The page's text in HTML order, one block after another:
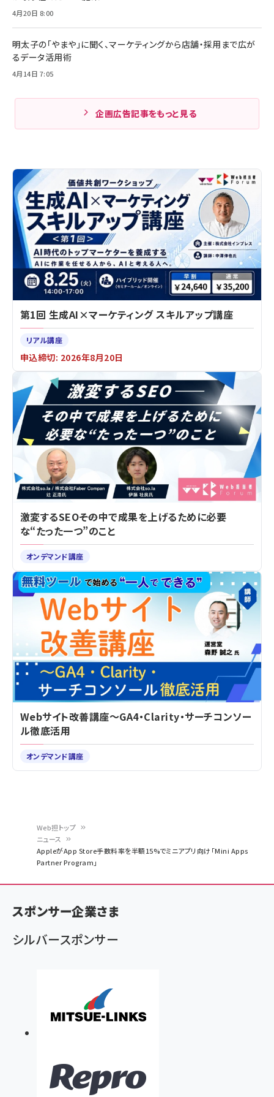
く
ず
Web担トップ
ニュース
AppleがApp Store手数料率を半額15%でミニアプリ向け「Mini Apps
Partner Program」
4月20日 8:00
明太子の「やまや」に聞く、マーケティングから店舗・採用まで広が
るデータ活用術
4月14日 7:05
企画広告記事をもっと見る
第1回 生成AI×マーケティング スキルアップ講座
リアル講座
申込締切: 2026年8月20日
激変するSEO――その中で成果を上げるために必要
な“たった一つ”のこと
オンデマンド講座
Webサイト改善講座～GA4・Clarity・サーチコンソー
ル徹底活用
オンデマンド講座
スポンサー企業さま
シルバースポンサー